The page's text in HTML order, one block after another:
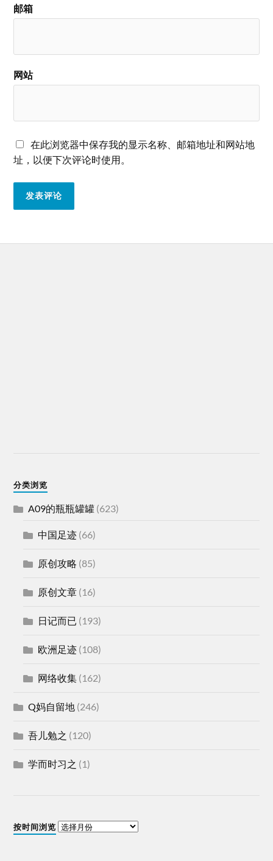
邮箱
网站
在此浏览器中保存我的显示名称、邮箱地址和网站地
址，以便下次评论时使用。
分类浏览
A09的瓶瓶罐罐 (623)
中国足迹 (66)
原创攻略 (85)
原创文章 (16)
日记而已 (193)
欧洲足迹 (108)
网络收集 (162)
Q妈自留地 (246)
吾儿勉之 (120)
学而时习之 (1)
按时间浏览